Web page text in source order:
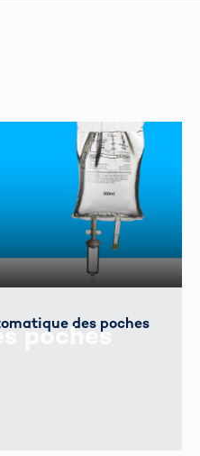
poches
des poches